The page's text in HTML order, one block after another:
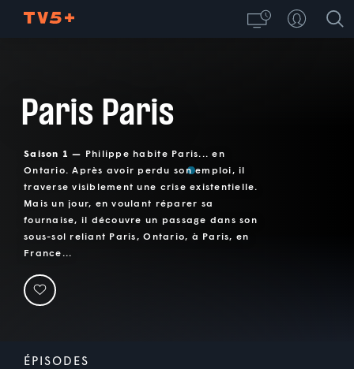
Paris Paris
Saison 1 — Philippe habite Paris... en
Ontario. Après avoir perdu son emploi, il
traverse visiblement une crise existentielle.
Mais un jour, en voulant réparer sa
fournaise, il découvre un passage dans son
sous-sol reliant Paris, Ontario, à Paris, en
France...
ÉPISODES